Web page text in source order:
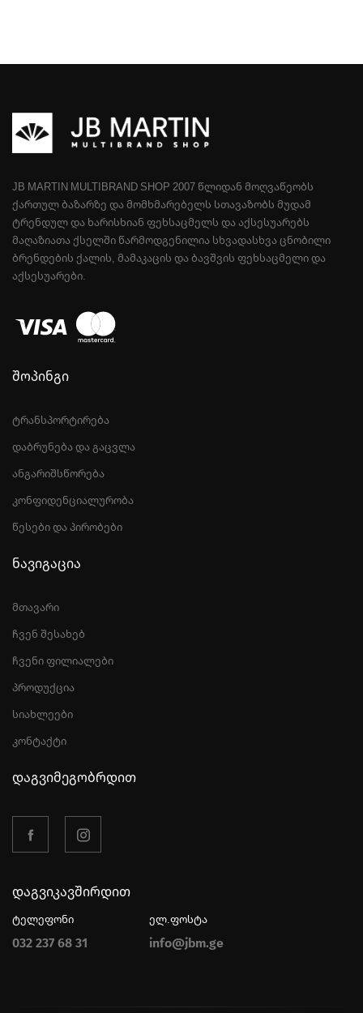
JB MARTIN MULTIBRAND SHOP 2007 ᲬᲚᲘᲓᲐᲜ ᲛᲝᲦᲕᲐᲬᲔᲝᲑᲡ
ᲥᲐᲠᲗᲣᲚ ᲑᲐᲖᲐᲠᲖᲔ ᲓᲐ ᲛᲝᲛᲮᲛᲐᲠᲔᲑᲔᲚᲡ ᲡᲗᲐᲕᲐᲖᲝᲑᲡ ᲛᲣᲓᲐᲛ
ᲢᲠᲔᲜᲓᲣᲚ ᲓᲐ ᲮᲐᲠᲘᲡᲮᲘᲐᲜ ᲤᲔᲮᲡᲐᲪᲛᲔᲚᲡ ᲓᲐ ᲐᲥᲡᲔᲡᲣᲐᲠᲔᲑᲡ
ᲛᲐᲦᲐᲖᲘᲐᲗᲐ ᲥᲡᲔᲚᲨᲘ ᲬᲐᲠᲛᲝᲓᲒᲔᲜᲘᲚᲘᲐ ᲡᲮᲕᲐᲓᲐᲡᲮᲕᲐ ᲪᲜᲝᲑᲘᲚᲘ
ᲑᲠᲔᲜᲓᲔᲑᲘᲡ ᲥᲐᲚᲘᲡ, ᲛᲐᲛᲐᲙᲐᲪᲘᲡ ᲓᲐ ᲑᲐᲕᲨᲕᲘᲡ ᲤᲔᲮᲡᲐᲪᲛᲔᲚᲘ ᲓᲐ
ᲐᲥᲡᲔᲡᲣᲐᲠᲔᲑᲘ.
შოპინგი
ტრანსპორტირება
დაბრუნება და გაცვლა
ანგარიშსწორება
კონფიდენციალურობა
წესები და პირობები
ნავიგაცია
მთავარი
ჩვენ შესახებ
ჩვენი ფილიალები
პროდუქცია
სიახლეები
კონტაქტი
დაგვიმეგობრდით
დაგვიკავშირდით
ტელეფონი
032 237 68 31
ელ.ფოსტა
info@jbm.ge